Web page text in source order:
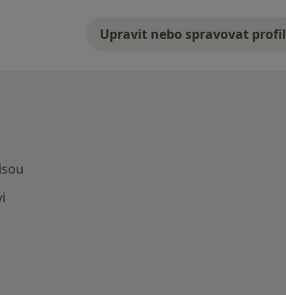
Upravit nebo spravovat profil